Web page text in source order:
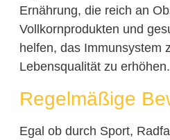
Ernährung, die reich an
Vollkornprodukten und
helfen, das Immunsystem
Lebensqualität zu erhöhen.
Regelmäßige
Egal ob durch Sport,